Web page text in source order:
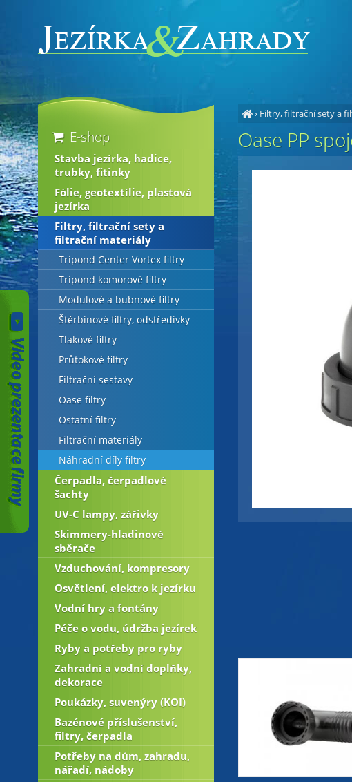
› Filtry, filtrační sety a
Oase PP
E-shop
Stavba jezírka, hadice,
trubky, fitinky
Fólie, geotextílie, plastová
jezírka
Filtry, filtrační sety a
filtrační materiály
Tripond Center Vortex filtry
Tripond komorové filtry
Modulové a bubnové filtry
Štěrbinové filtry, odstředivky
Tlakové filtry
Průtokové filtry
Filtrační sestavy
Oase filtry
Ostatní filtry
Filtrační materiály
Náhradní díly filtry
Čerpadla, čerpadlové
šachty
UV-C lampy, zářivky
Skimmery-hladinové
sběrače
Vzduchování, kompresory
Osvětlení, elektro k jezírku
Vodní hry a fontány
Péče o vodu, údržba jezírek
Ryby a potřeby pro ryby
Zahradní a vodní doplňky,
dekorace
Poukázky, suvenýry (KOI)
Bazénové příslušenství,
filtry, čerpadla
Potřeby na dům, zahradu,
nářadí, nádoby